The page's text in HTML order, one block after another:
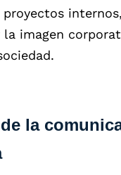
la imagen
la